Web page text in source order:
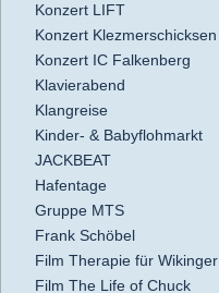
Konzert LIFT
Konzert Klezmerschicksen
Konzert IC Falkenberg
Klavierabend
Klangreise
Kinder- & Babyflohmarkt
JACKBEAT
Hafentage
Gruppe MTS
Frank Schöbel
Film Therapie für Wikinger
Film The Life of Chuck